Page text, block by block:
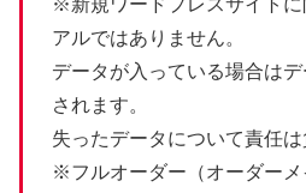
アルではありません。
データが入っている場合は
されます。
失ったデータについて責任は
※フルオーダー（オーダー